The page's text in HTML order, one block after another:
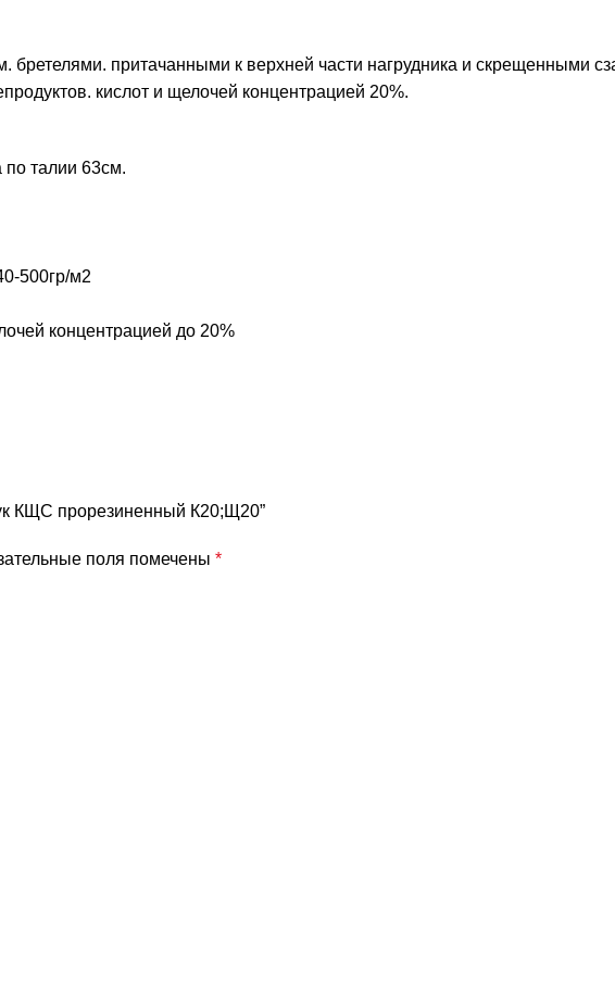
бретелями. притачанными к верхней части нагрудника и скрещенными
кислот и щелочей концентрацией 20%.
талии 63см.
500гр/м2
концентрацией до 20%
КЩС прорезиненный К20;Щ20”
поля помечены *